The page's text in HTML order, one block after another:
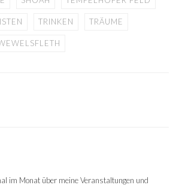
TRINKEN TRÄUME
im Monat über meine Veranstaltungen und